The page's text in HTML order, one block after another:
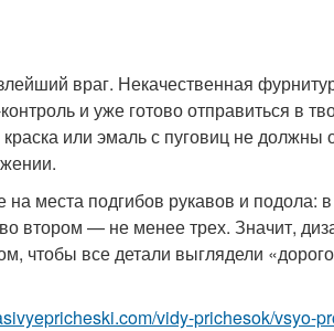
враг. Некачественная
и уже готово отправиться в
или эмаль с пуговиц не
места подгибов рукавов и подола:
втором — не менее трех. Значит,
чтобы все детали выглядели
vidy-prichesok/vsyo-